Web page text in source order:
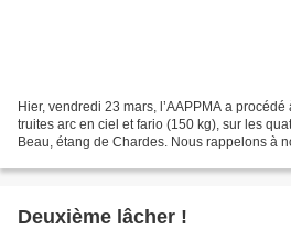
Hier, vendredi 23 mars, l’AAPPMA a
truites arc en ciel et fario (150 kg), sur les
Beau, étang de Chardes. Nous rappelons à
Deuxième lâcher !